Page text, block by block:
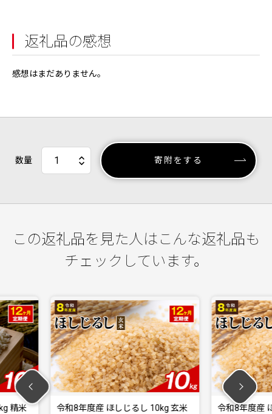
返礼品の感想
感想はまだありません。
数量 寄附をする
この返礼品を見た人はこんな返礼品も
チェックしています。
じるし 10kg 玄米
令和8年度産 ほしじるし 10kg 玄米